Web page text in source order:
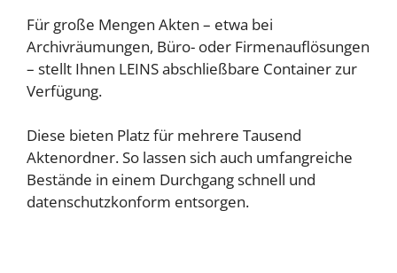
Für große Mengen Akten – etwa bei
Archivräumungen, Büro- oder Firmenauflösungen
– stellt Ihnen LEINS abschließbare Container zur
Verfügung.
Diese bieten Platz für mehrere Tausend
Aktenordner. So lassen sich auch umfangreiche
Bestände in einem Durchgang schnell und
datenschutzkonform entsorgen.